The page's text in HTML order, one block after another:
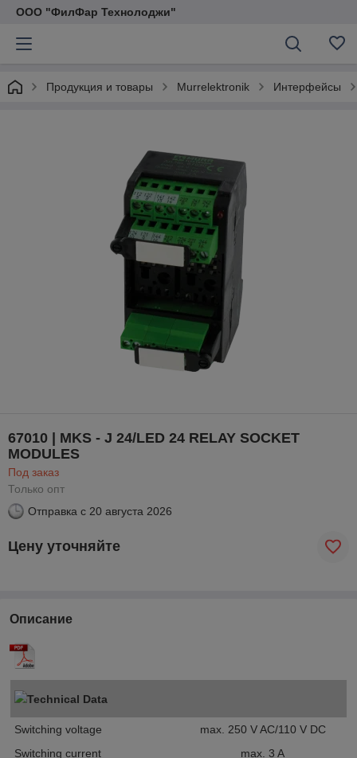
ООО "ФилФар Технолоджи"
Продукция и товары Murrelektronik Интерфейсы
67010 | MKS - J 24/LED 24 RELAY SOCKET
MODULES
Под заказ
Только опт
Отправка с 20 августа 2026
Цену уточняйте
Описание
Technical Data
Switching voltage
max. 250 V AC/110 V DC
Switching current
max. 3 A